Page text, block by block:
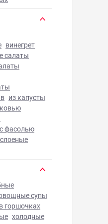
винегрет
салаты
из капусты
с фасолью
слоеные
супы
горшочках
холодные